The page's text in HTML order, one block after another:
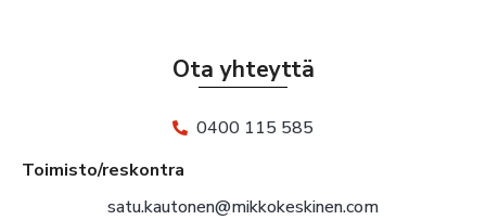
Ota yhteyttä
0400 115 585
Toimisto/reskontra
satu.kautonen@mikkokeskinen.com